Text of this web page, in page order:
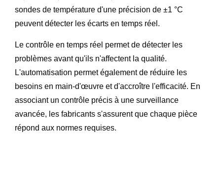
sondes de température d'une précision de ±1 °C
peuvent détecter les écarts en temps réel.
Le contrôle en temps réel permet de détecter les
problèmes avant qu'ils n'affectent la qualité.
L'automatisation permet également de réduire les
besoins en main-d'œuvre et d'accroître l'efficacité. En
associant un contrôle précis à une surveillance
avancée, les fabricants s'assurent que chaque pièce
répond aux normes requises.